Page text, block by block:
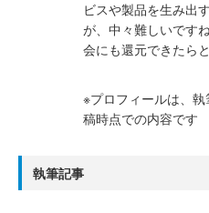
ビスや製品を生み出
が、中々難しいです
会にも還元できたら
※プロフィールは、
稿時点での内容です
執筆記事